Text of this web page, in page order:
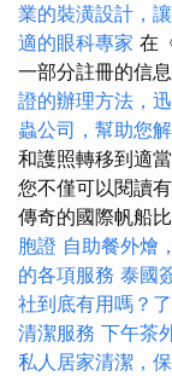
業的裝潢設計，
適的眼科專家 在
一部分註冊的信息
證的辦理方法，
蟲公司，幫助您
和護照轉移到適
您不僅可以閱讀
傳奇的國際帆船
胞證 自助餐外燴
的各項服務 泰國
社到底有用嗎？
清潔服務 下午茶
私人居家清潔，